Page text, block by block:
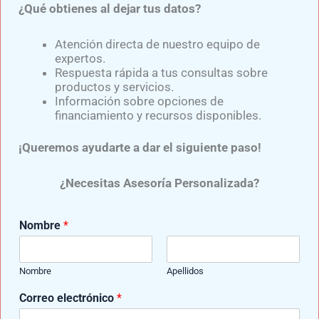
Samuel Medina
miembro superior y prótesis para miembro inferior,
reconocidas marcas como: Ottobock, Ossur, Oandp, Willow
Wood, entre otras.
¿Qué obtienes al dejar tus datos?
Atención directa de nuestro equipo de
expertos.
Respuesta rápida a tus consultas sobre
productos y servicios.
Información sobre opciones de
financiamiento y recursos disponibles.
¡Queremos ayudarte a dar el siguiente paso!
¿Necesitas Asesoría Personalizada?
Nombre *
Nombre Apellidos
d
e
Correo electrónico *